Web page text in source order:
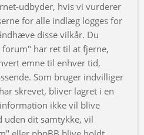
udbyder, hvis vi vurderer
for alle indlæg logges for
disse vilkår. Du
har ret til at fjerne,
emne til enhver tid,
Som bruger indvilliger
skrevet, bliver lagret i en
ikke vil blive
uden dit samtykke, vil